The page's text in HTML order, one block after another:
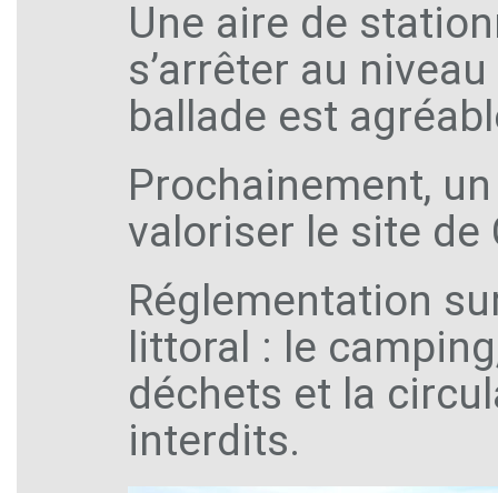
Une aire de
s’arrêter au
ballade est
Prochainement,
valoriser le site
Réglementation
littoral : le
déchets et la
interdits.